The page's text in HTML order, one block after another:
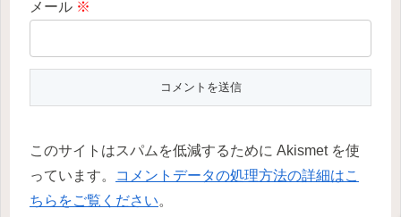
メール ※
このサイトはスパムを低減するために Akismet を使
っています。
コメントデータの処理方法の詳細はこ
ちらをご覧ください。